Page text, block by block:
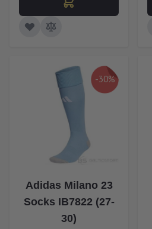
-30%
Adidas Milano 23
Socks IB7822 (27-
30)